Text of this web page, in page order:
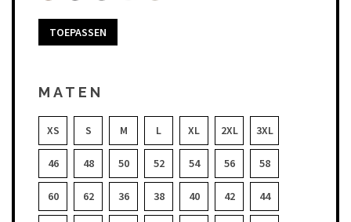
TOEPASSEN
MATEN
XS S M L XL 2XL 3XL
46 48 50 52 54 56 58
60 62 36 38 40 42 44